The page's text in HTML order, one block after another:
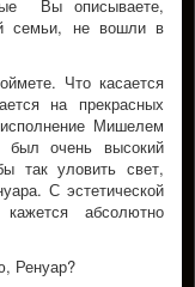
Вы описываете,
семьи, не вошли в
Что касается
на прекрасных
Мишелем
очень высокий
так уловить свет,
С эстетической
абсолютно
Ренуар?